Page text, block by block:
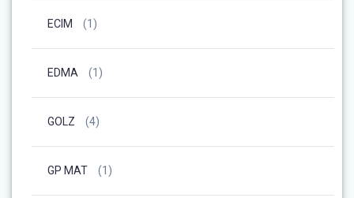
ECIM (1)
EDMA (1)
GOLZ (4)
GP MAT (1)